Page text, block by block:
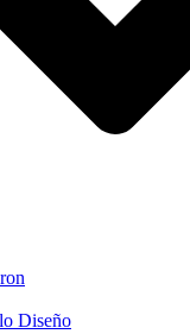
Diseño